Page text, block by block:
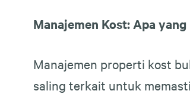
Manajemen Kost: Apa
Manajemen properti kost
saling terkait untuk